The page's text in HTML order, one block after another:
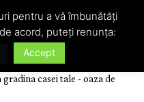
casei tale - oaza de
pentru a vă îmbunătăți
acord, puteți renunța:
Accept